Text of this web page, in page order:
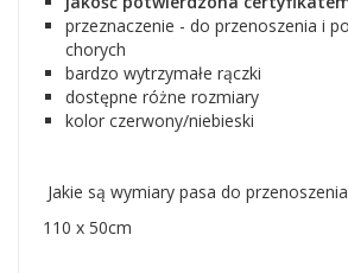
przeznaczenie - do przenoszenia i
chorych
bardzo wytrzymałe rączki
dostępne różne rozmiary
kolor czerwony/niebieski
Jakie są wymiary pasa do
110 x 50cm